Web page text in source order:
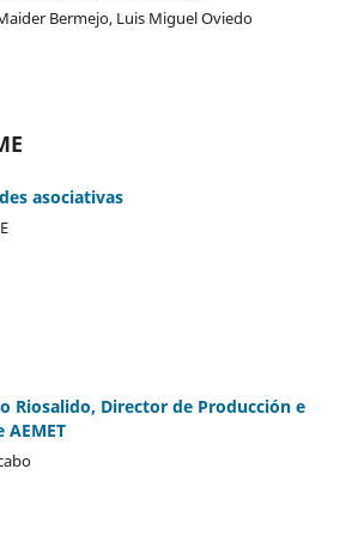
Bermejo, Luis Miguel Oviedo
asociativas
Riosalido, Director de Producción e